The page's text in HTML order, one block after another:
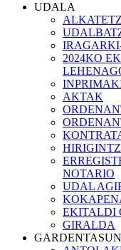
UDALA
2024KO
AKTAK
NOTARIO
UDAL
EKITALDI
GIRALDA
GARDENTASUN